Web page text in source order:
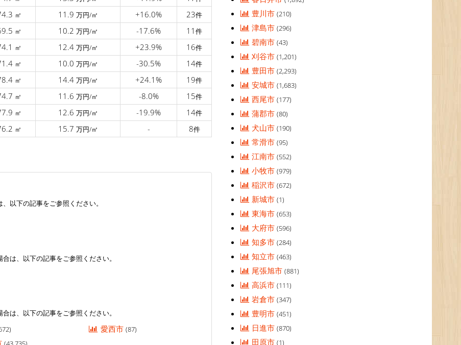
㎡ 11.9 万円/㎡ +16.0% 23件
㎡ 10.2 万円/㎡ -17.6% 11 件
㎡ 12.4 万円/㎡ +23.9% 16件
㎡ 10.0 万円/㎡ -30.5% 14件
㎡ 14.4 万円/㎡ +24.1% 19件
㎡ 11.6 万円/㎡ -8.0% 15件
㎡ 12.6 万円/㎡ -19.9% 14件
㎡ 15.7 万円/㎡ - 8件
以下の記事をご参照ください。
は、以下の記事をご参照ください。
は、以下の記事をご参照ください。
愛西市 (87)
豊川市(210)
津島市(296)
碧南市(43)
刈谷市(1,201)
豊田市(2,293)
安城市(1,683)
西尾市(177)
蒲郡市(80)
犬山市(190)
常滑市(95)
江南市(552)
小牧市(979)
稲沢市(672)
新城市(1)
東海市(653)
大府市(596)
知多市(284)
知立市(463)
尾張旭市(881)
高浜市(111)
岩倉市(347)
豊明市(451)
日進市(870)
田原市(1)